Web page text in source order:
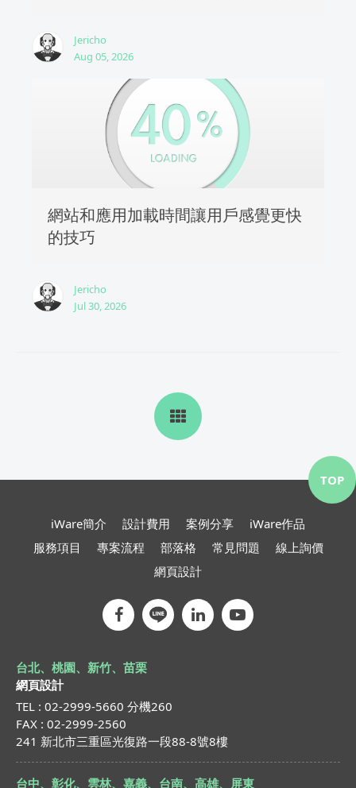
Jericho
Aug 05, 2026
網站和應用加載時間讓用戶感覺更快
的技巧
Jericho
Jul 30, 2026
iWare簡介 設計費用 案例分享
iWare作品
服務項目
專案流程 部落格 常見問題
線上詢價
網頁設計
台北、桃園、新竹、苗栗
網頁設計
TEL : 02-2999-5660 分機260
FAX : 02-2999-2560
241 新北市三重區光復路一段88-8號8樓
台中、彰化、雲林、嘉義、台南、高雄、屏東
TOP